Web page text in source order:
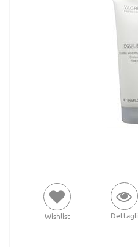
Wishlist Dettagli